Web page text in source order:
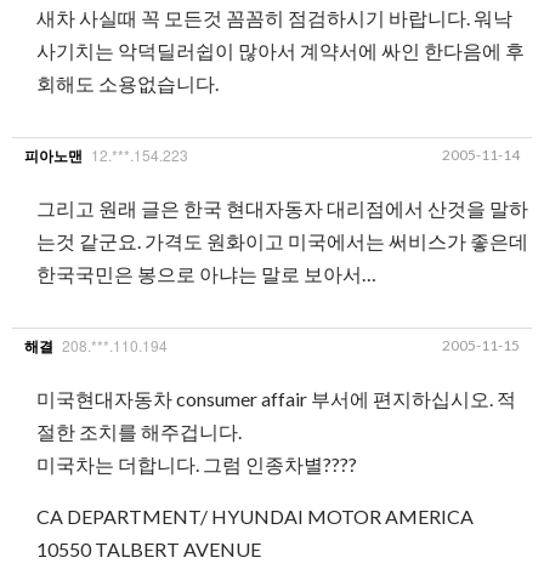
새차 사실때 꼭 모든것 꼼꼼히 점검하시기 바랍니다. 워낙
사기치는 악덕딜러쉽이 많아서 계약서에 싸인 한다음에 후
회해도 소용없습니다.
피아노맨 12.***.154.223 2005-11-14
그리고 원래 글은 한국 현대자동자 대리점에서 산것을 말하
는것 같군요. 가격도 원화이고 미국에서는 써비스가 좋은데
한국국민은 봉으로 아냐는 말로 보아서…
해결 208.***.110.194 2005-11-15
미국현대자동차 consumer affair 부서에 편지하십시오. 적
절한 조치를 해주겁니다.
미국차는 더합니다. 그럼 인종차별????
CA DEPARTMENT/ HYUNDAI MOTOR AMERICA
10550 TALBERT AVENUE